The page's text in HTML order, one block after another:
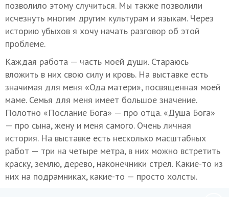
позволило этому случиться. Мы также позволили
исчезнуть многим другим культурам и языкам. Через
историю убыхов я хочу начать разговор об этой
проблеме.
Каждая работа — часть моей души. Стараюсь
вложить в них свою силу и кровь. На выставке есть
значимая для меня «Ода матери», посвященная моей
маме. Семья для меня имеет большое значение.
Полотно «Послание Бога» — про отца. «Душа Бога»
— про сына, жену и меня самого. Очень личная
история. На выставке есть несколько масштабных
работ — три на четыре метра, в них можно встретить
краску, землю, дерево, наконечники стрел. Какие-то из
них на подрамниках, какие-то — просто холсты.